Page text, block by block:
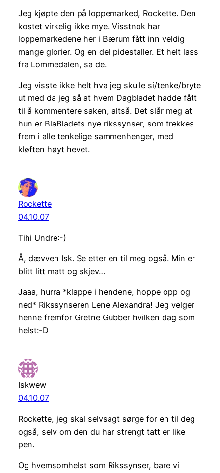
Jeg kjøpte den på loppemarked, Rockette. Den
kostet virkelig ikke mye. Visstnok har
loppemarkedene her i Bærum fått inn veldig
mange glorier. Og en del pidestaller. Et helt lass
fra Lommedalen, sa de.
Jeg visste ikke helt hva jeg skulle si/tenke/bryte
ut med da jeg så at hvem Dagbladet hadde fått
til å kommentere saken, altså. Det slår meg at
hun er BlaBladets nye rikssynser, som trekkes
frem i alle tenkelige sammenhenger, med
kløften høyt hevet.
Rockette
04.10.07
Tihi Undre:-)
Å, dævven Isk. Se etter en til meg også. Min er
blitt litt matt og skjev…
Jaaa, hurra *klappe i hendene, hoppe opp og
ned* Rikssynseren Lene Alexandra! Jeg velger
henne fremfor Gretne Gubber hvilken dag som
helst:-D
Iskwew
04.10.07
Rockette, jeg skal selvsagt sørge for en til deg
også, selv om den du har strengt tatt er like
pen.
Og hvemsomhelst som Rikssynser, bare vi